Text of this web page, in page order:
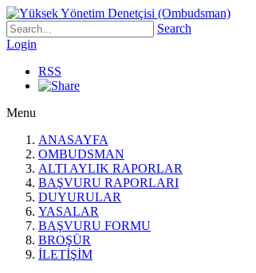
Search
Login
RSS
Menu
ANASAYFA
OMBUDSMAN
ALTI AYLIK RAPORLAR
BAŞVURU RAPORLARI
DUYURULAR
YASALAR
BAŞVURU FORMU
BROŞÜR
İLETİŞİM